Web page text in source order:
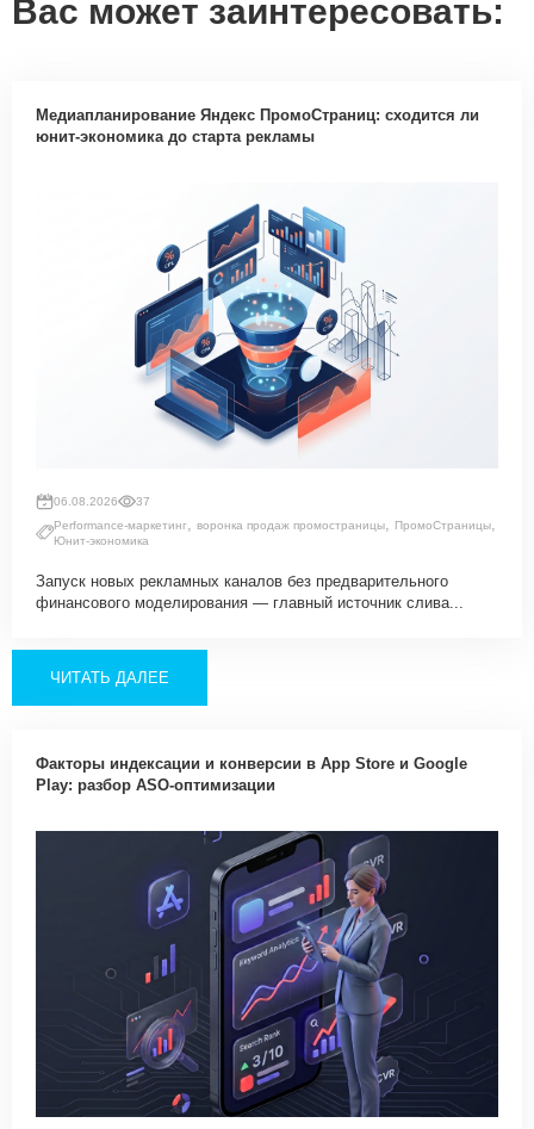
Вас может заинтересовать:
Медиапланирование Яндекс ПромоСтраниц: сходится ли
юнит-экономика до старта рекламы
06.08.2026
37
Performance-маркетинг, воронка продаж промостраницы, ПромоСтраницы,
Юнит-экономика
Запуск новых рекламных каналов без предварительного
финансового моделирования — главный источник слива...
ЧИТАТЬ ДАЛЕЕ
Факторы индексации и конверсии в App Store и Google
Play: разбор ASO-оптимизации